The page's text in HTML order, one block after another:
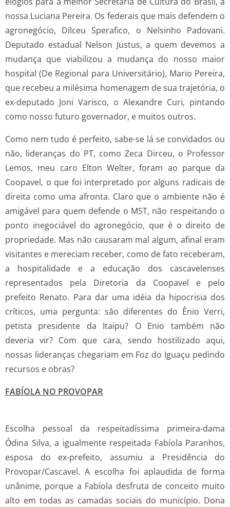
nossa Luciana Pereira. Os federais que mais defendem o
agronegócio, Dilceu Sperafico, o Nelsinho Padovani.
Deputado estadual Nelson Justus, a quem devemos a
mudança que viabilizou a mudança do nosso maior
hospital (De Regional para Universitário), Mario Pereira,
que recebeu a milésima homenagem de sua trajetória, o
ex-deputado Joni Varisco, o Alexandre Curi, pintando
como nosso futuro governador, e muitos outros.
Como nem tudo é perfeito, sabe-se lá se convidados ou
não, lideranças do PT, como Zeca Dirceu, o Professor
Lemos, meu caro Elton Welter, foram ao parque da
Coopavel, o que foi interpretado por alguns radicais de
direita como uma afronta. Claro que o ambiente não é
amigável para quem defende o MST, não respeitando o
ponto inegociável do agronegócio, que é o direito de
propriedade. Mas não causaram mal algum, afinal eram
visitantes e mereciam receber, como de fato receberam,
a hospitalidade e a educação dos cascavelenses
representados pela Diretoria da Coopavel e pelo
prefeito Renato. Para dar uma idéia da hipocrisia dos
críticos, uma pergunta: são diferentes do Ênio Verri,
petista presidente da Itaipu? O Enio também não
deveria vir? Com que cara, sendo hostilizado aqui,
nossas lideranças chegariam em Foz do Iguaçu pedindo
recursos e obras?
FABÍOLA NO PROVOPAR
Escolha pessoal da respeitadíssima primeira-dama
Ódina Silva, a igualmente respeitada Fabíola Paranhos,
esposa do ex-prefeito, assumiu a Presidência do
Provopar/Cascavel. A escolha foi aplaudida de forma
unânime, porque a Fabíola desfruta de conceito muito
alto em todas as camadas sociais do município. Dona